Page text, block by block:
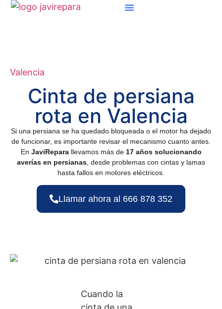
Valencia
Cinta de persiana
rota en Valencia
Si una persiana se ha quedado bloqueada o el motor ha dejado
de funcionar, es importante revisar el mecanismo cuanto antes.
En JaviReparallevamos más de 17 años solucionando
averías en persianas , desde problemas con cintas y lamas
hasta fallos en motores eléctricos.
Llamar ahora al 666 878 352
Cuando la